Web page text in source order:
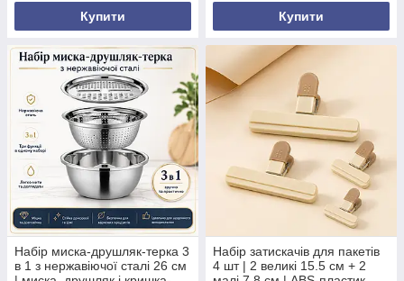
Купити Купити
Набір миска-друшляк-терка 3
в 1 з нержавіючої сталі 26 см
Набір затискачів для пакетів
4 шт | 2 великі 15.5 см + 2